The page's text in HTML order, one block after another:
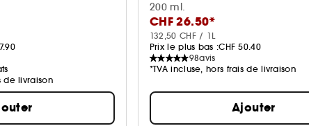
de livraison
200 ml.
CHF 26.50*
132,50 CHF / 1L
Prix le plus bas :CHF 50.40
98avis
*TVA incluse, hors frais de livraison
Ajouter